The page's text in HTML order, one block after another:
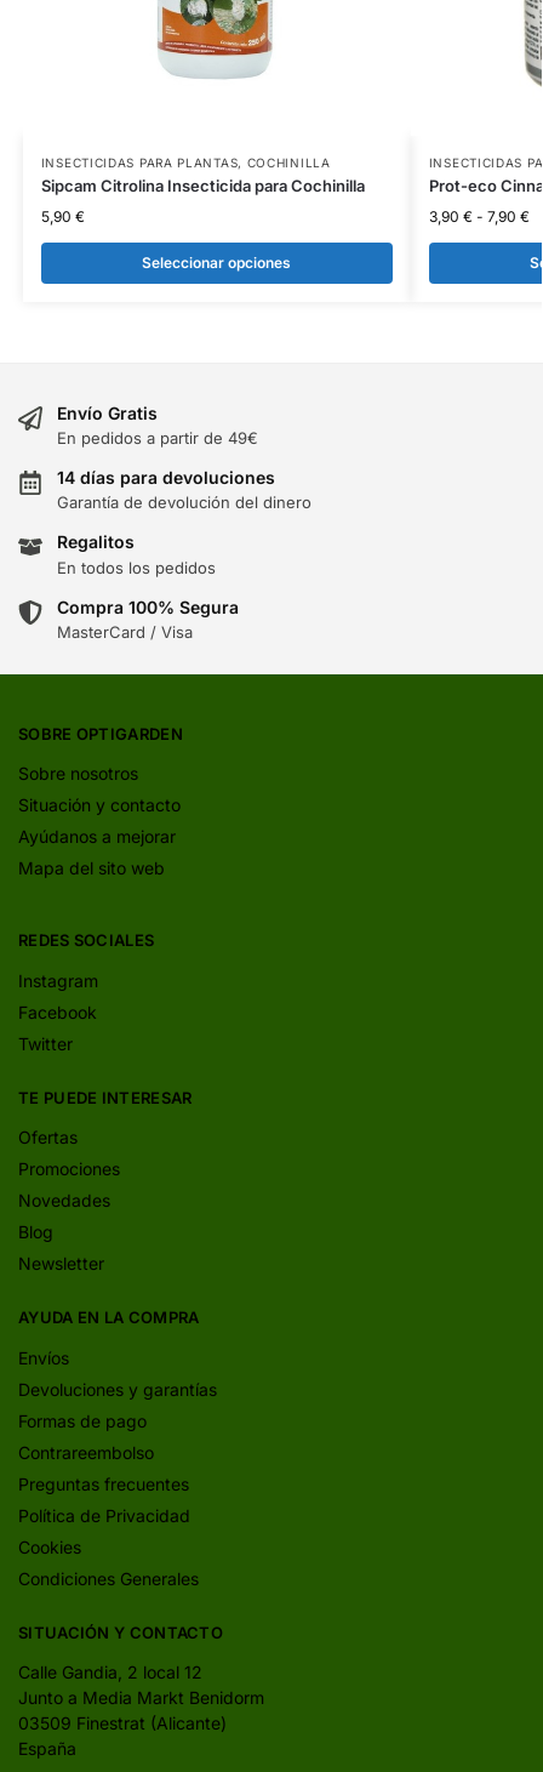
INSECTICIDAS PARA PLANTAS, COCHINILLA
Sipcam Citrolina Insecticida para Cochinilla
5,90 €
Seleccionar opciones
INSECTICIDAS
Prot-eco
3,90 € - 7,90 €
Envío Gratis
En pedidos a partir de 49€
14 días para devoluciones
Garantía de devolución del dinero
Regalitos
En todos los pedidos
Compra 100% Segura
MasterCard / Visa
SOBRE OPTIGARDEN
Sobre nosotros
Situación y contacto
Ayúdanos a mejorar
Mapa del sito web
REDES SOCIALES
Instagram
Facebook
Twitter
TE PUEDE INTERESAR
Ofertas
Promociones
Novedades
Blog
Newsletter
AYUDA EN LA COMPRA
Envíos
Devoluciones y garantías
Formas de pago
Contrareembolso
Preguntas frecuentes
Política de Privacidad
Cookies
Condiciones Generales
SITUACIÓN Y CONTACTO
Calle Gandia, 2 local 12
Junto a Media Markt Benidorm
03509 Finestrat (Alicante)
España